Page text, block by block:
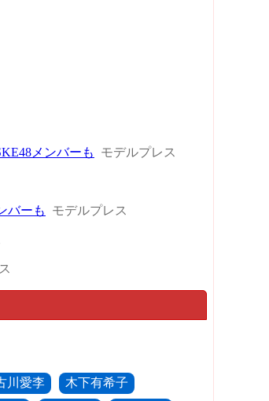
メンバーも モデルプレス
バーも モデルプレス
川愛李
木下有希子